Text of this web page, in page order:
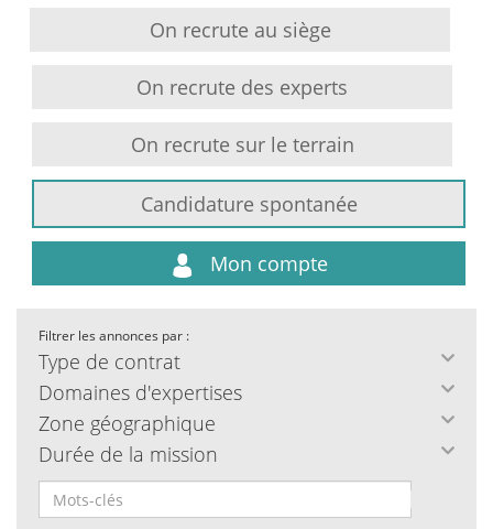
On recrute au siège
On recrute des experts
On recrute sur le terrain
Candidature spontanée
Mon compte
Filtrer les annonces par :
Type de contrat
Domaines d'expertises
Zone géographique
Durée de la mission